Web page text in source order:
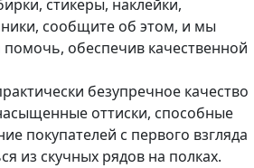
стикеры, наклейки,
сообщите об этом, и мы
обеспечив качественной
безупречное качество
оттиски, способные
покупателей с первого взгляда
из скучных рядов на полках.